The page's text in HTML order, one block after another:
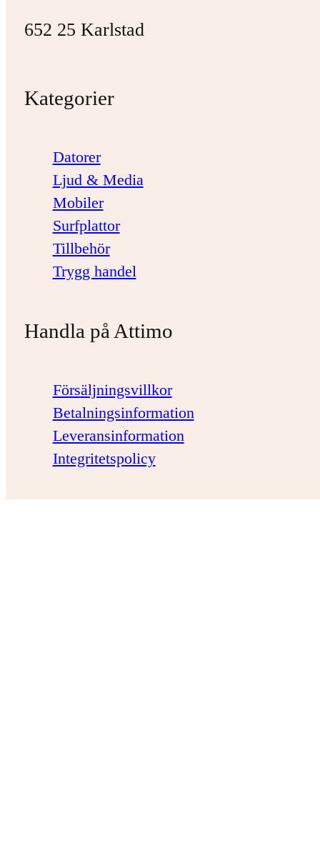
652 25 Karlstad
Kategorier
Datorer
Ljud & Media
Mobiler
Surfplattor
Tillbehör
Trygg handel
Handla på Attimo
Försäljningsvillkor
Betalningsinformation
Leveransinformation
Integritetspolicy